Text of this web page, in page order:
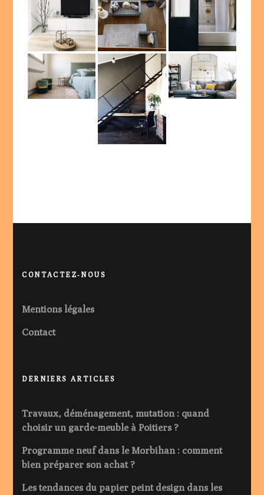
CONTACTEZ-NOUS
Mentions légales
Contact
DERNIERS ARTICLES
Travaux, déménagement, mutation : quand
choisir un garde-meuble à Poitiers ?
Programme neuf dans le Morbihan : comment
bien préparer son achat ?
Les tendances du papier peint design dans les